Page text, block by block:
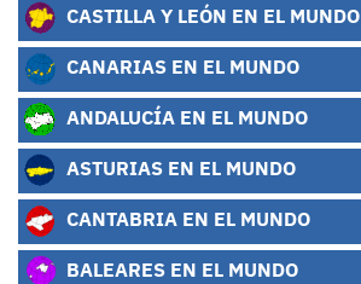
CASTILLA Y LEÓN EN EL MUNDO
CANARIAS EN EL MUNDO
ANDALUCÍA EN EL MUNDO
ASTURIAS EN EL MUNDO
CANTABRIA EN EL MUNDO
BALEARES EN EL MUNDO